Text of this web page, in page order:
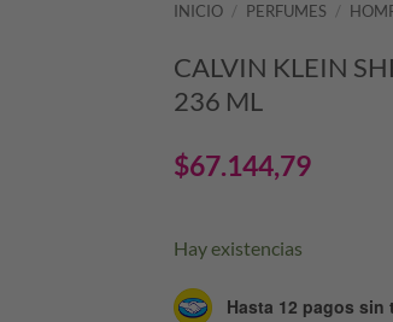
INICIO / PERFUMES /
CALVIN KLEIN
236 ML
$67.144,79
Hay existencias
Hasta 12 pagos sin